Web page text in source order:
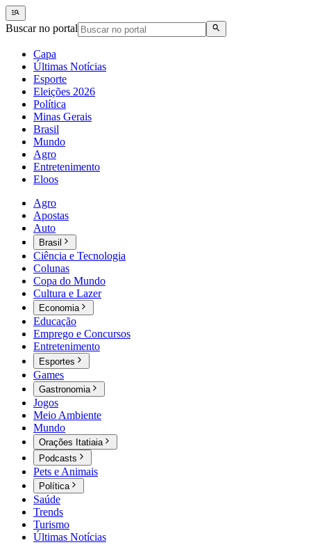
Buscar no portal
Capa
Últimas Notícias
Esporte
Eleições 2026
Política
Minas Gerais
Brasil
Mundo
Agro
Entretenimento
Eloos
Agro
Apostas
Auto
Brasil
Ciência e Tecnologia
Colunas
Copa do Mundo
Cultura e Lazer
Economia
Educação
Emprego e Concursos
Entretenimento
Esportes
Games
Gastronomia
Jogos
Meio Ambiente
Mundo
Orações Itatiaia
Podcasts
Pets e Animais
Política
Saúde
Trends
Turismo
Últimas Notícias